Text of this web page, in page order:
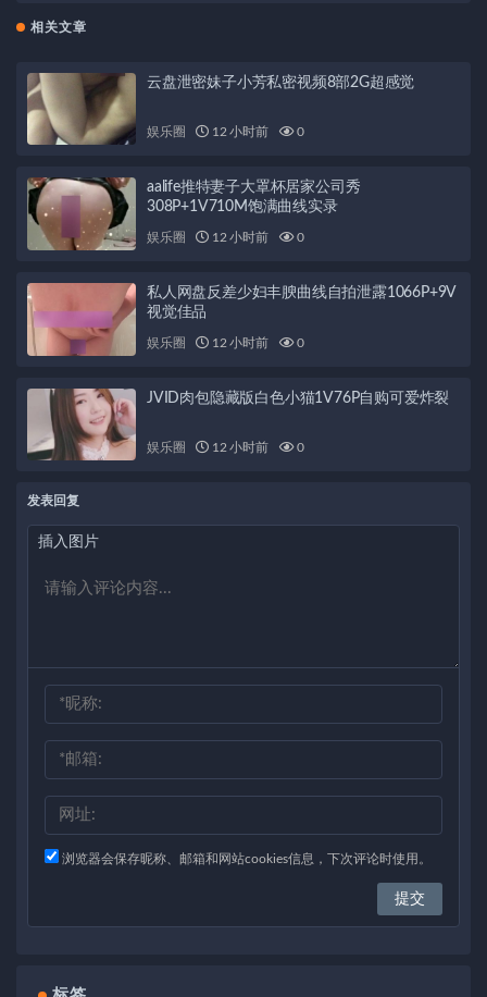
相关文章
云盘泄密妹子小芳私密视频8部2G超感觉
娱乐圈 12 小时前 0
aalife推特妻子大罩杯居家公司秀
308P+1V710M饱满曲线实录
娱乐圈 12 小时前 0
私人网盘反差少妇丰腴曲线自拍泄露1066P+9V
视觉佳品
娱乐圈 12 小时前 0
JVID肉包隐藏版白色小猫1V76P自购可爱炸裂
娱乐圈 12 小时前 0
发表回复
插入图片
浏览器会保存昵称、邮箱和网站cookies信息，下次评论时使用。